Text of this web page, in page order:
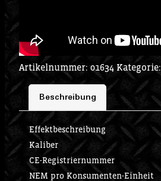
Artikelnummer: 01634 Kategorie:
Beschreibung
Effektbeschreibung
Kaliber
CE-Registriernummer
NEM pro Konsumenten-Einheit